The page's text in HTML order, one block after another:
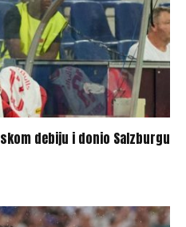
debiju i donio Salzburgu